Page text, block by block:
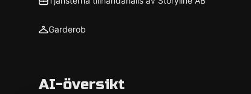
Garderob
AI-översikt